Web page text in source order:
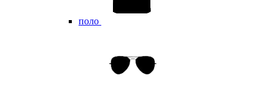
поло